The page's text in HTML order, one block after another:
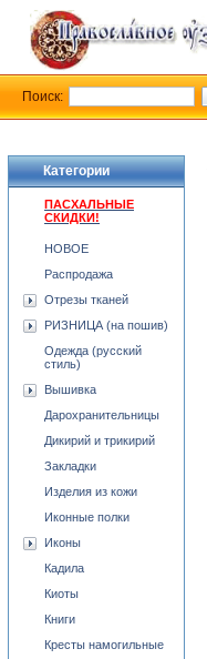
Категории
ПАСХАЛЬНЫЕ
СКИДКИ!
НОВОЕ
Распродажа
Отрезы тканей
РИЗНИЦА (на пошив)
Одежда (русский
стиль)
Вышивка
Дарохранительницы
Дикирий и трикирий
Закладки
Изделия из кожи
Иконные полки
Иконы
Кадила
Киоты
Книги
Кресты намогильные
Поиск: